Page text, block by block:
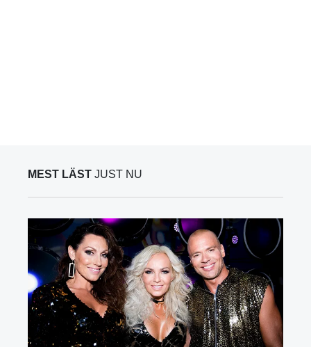
MEST LÄST JUST NU